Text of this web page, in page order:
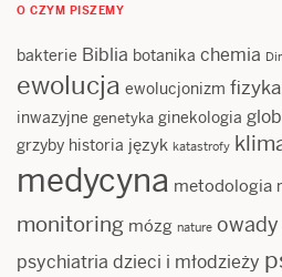
O CZYM PISZEMY
bakterie Biblia botanika chemia
ewolucja ewolucjonizm fizyka
inwazyjne genetyka ginekologia
grzyby historia język katastrofy
medycyna metodologia
monitoring mózg nature owady
psychiatria dzieci i młodzieży